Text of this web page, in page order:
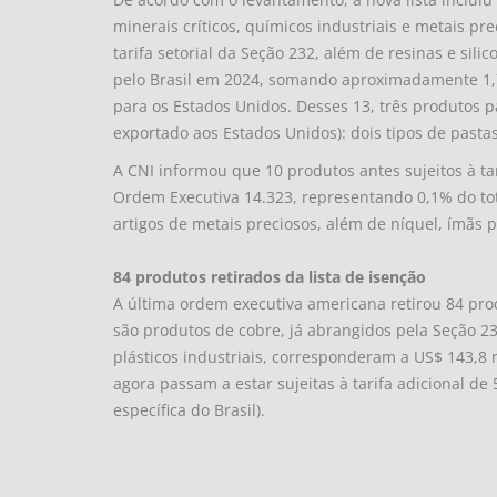
minerais críticos, químicos industriais e metais
tarifa setorial da Seção 232, além de resinas e
pelo Brasil em 2024, somando aproximadamente
para os Estados Unidos. Desses 13, três produtos
exportado aos Estados Unidos): dois tipos de
A CNI informou que 10 produtos antes sujeitos à
Ordem Executiva 14.323, representando 0,1% do
artigos de metais preciosos, além de níquel, ímãs
84 produtos retirados da lista de isenção
A última ordem executiva americana retirou 84
são produtos de cobre, já abrangidos pela Seção
plásticos industriais, corresponderam a US$ 143,8
agora passam a estar sujeitas à tarifa adicional
específica do Brasil).